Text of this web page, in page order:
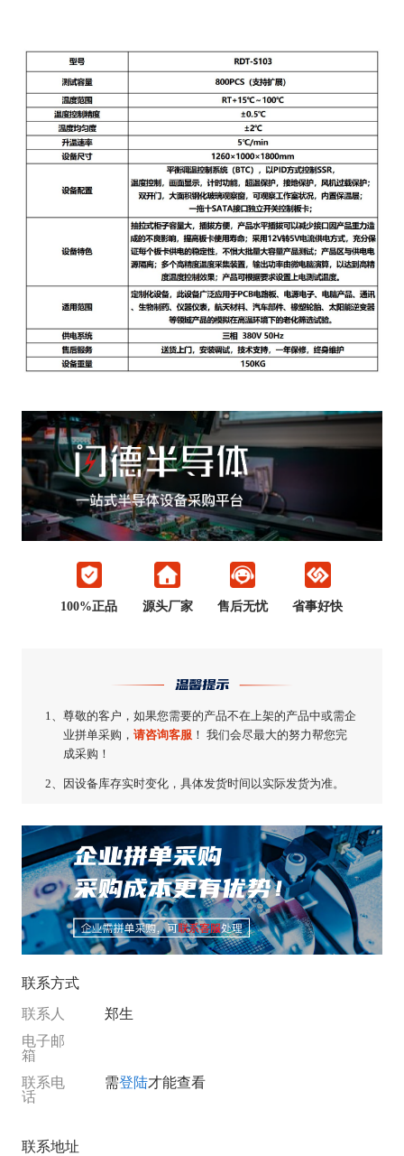
100%正品 源头厂家 售后无忧 省事好快
温馨提示
1、尊敬的客户，如果您需要的产品不在上架的产品中或需企
业拼单采购，请咨询客服 ！ 我们会尽最大的努力帮您完
成采购！
2、 因设备库存实时变化，具体发货时间以实际发货为准。
联系方式
联系人
郑生
电子邮
箱
联系电
话
需登陆才能查看
联系地址